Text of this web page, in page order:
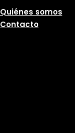
Quiénes somos
Contacto